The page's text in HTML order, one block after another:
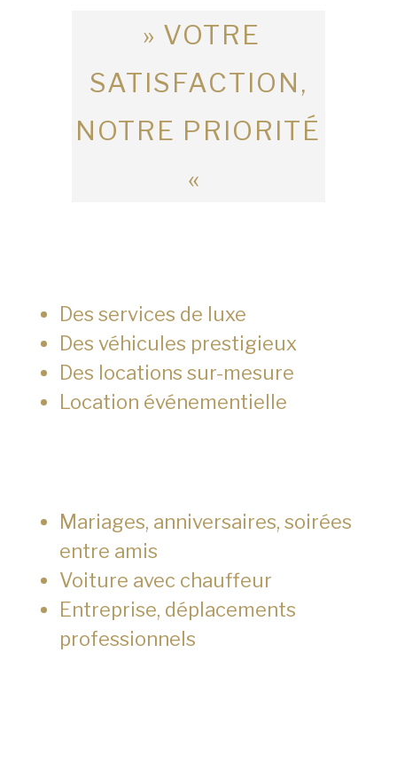
» VOTRE
SATISFACTION,
NOTRE PRIORITÉ
«
Des services de luxe
Des véhicules prestigieux
Des locations sur-mesure
Location événementielle
Mariages, anniversaires, soirées
entre amis
Voiture avec chauffeur
Entreprise, déplacements
professionnels